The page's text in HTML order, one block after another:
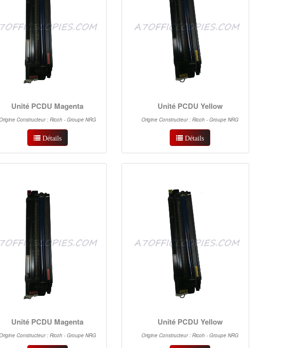
Unité PCDU Magenta
Constructeur : Ricoh - Groupe NRG
Détails
Unité PCDU Yellow
Origine Constructeur : Ricoh - Groupe NRG
Détails
Unité PCDU Magenta
Constructeur : Ricoh - Groupe NRG
Unité PCDU Yellow
Origine Constructeur : Ricoh - Groupe NRG